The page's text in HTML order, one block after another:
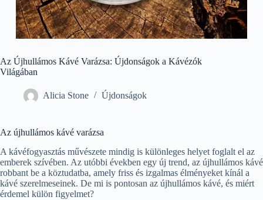
Az Újhullámos Kávé Varázsa: Újdonságok a Kávézók
Világában
Alicia Stone Újdonságok
Az újhullámos kávé varázsa
A kávéfogyasztás művészete mindig is különleges helyet foglalt el az
emberek szívében. Az utóbbi években egy új trend, az újhullámos kávé
robbant be a köztudatba, amely friss és izgalmas élményeket kínál a
kávé szerelmeseinek. De mi is pontosan az újhullámos kávé, és miért
érdemel külön figyelmet?